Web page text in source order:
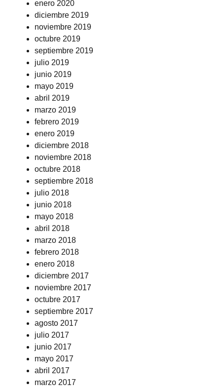
enero 2020
diciembre 2019
noviembre 2019
octubre 2019
septiembre 2019
julio 2019
junio 2019
mayo 2019
abril 2019
marzo 2019
febrero 2019
enero 2019
diciembre 2018
noviembre 2018
octubre 2018
septiembre 2018
julio 2018
junio 2018
mayo 2018
abril 2018
marzo 2018
febrero 2018
enero 2018
diciembre 2017
noviembre 2017
octubre 2017
septiembre 2017
agosto 2017
julio 2017
junio 2017
mayo 2017
abril 2017
marzo 2017